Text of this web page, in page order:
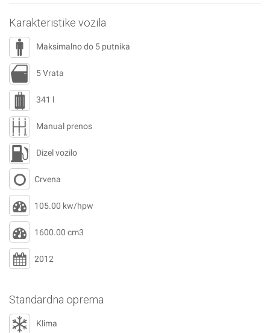
Karakteristike vozila
Maksimalno do 5 putnika
5 Vrata
341 l
Manual prenos
Dizel vozilo
Crvena
105.00 kw/hpw
1600.00 cm3
2012
Standardna oprema
Klima